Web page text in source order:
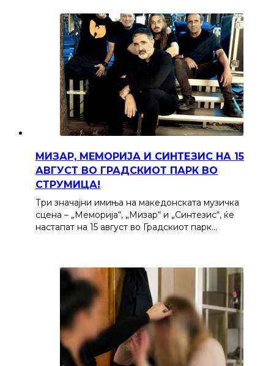
МИЗАР, МЕМОРИЈА И СИНТЕЗИС НА 15
АВГУСТ ВО ГРАДСКИОТ ПАРК ВО
СТРУМИЦА!
Три значајни имиња на македонската музичка
сцена – „Меморија“, „Мизар“ и „Синтезис“, ќе
настапат на 15 август во Градскиот парк…